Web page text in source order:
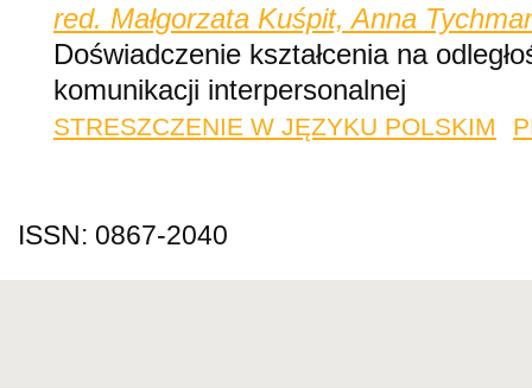
red. Małgorzata Kuśpit, Anna
Doświadczenie kształcenia na
komunikacji interpersonalnej
STRESZCZENIE W JĘZYKU POLSKIM
ISSN: 0867-2040